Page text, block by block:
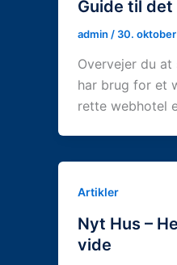
Guide til
admin / 30.
Overvejer du
har brug for et
rette webhotel
Artikler
Nyt Hus –
vide